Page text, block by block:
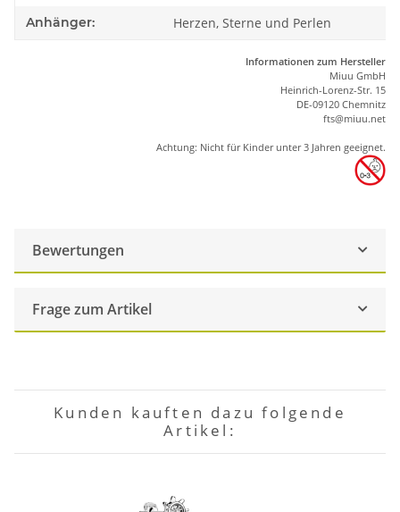
Anhänger: Herzen, Sterne und Perlen
Informationen zum Hersteller
Miuu GmbH
Heinrich-Lorenz-Str. 15
DE-09120 Chemnitz
fts@miuu.net
Achtung: Nicht für Kinder unter 3 Jahren geeignet.
Bewertungen
Frage zum Artikel
Kunden kauften dazu folgende
Artikel: